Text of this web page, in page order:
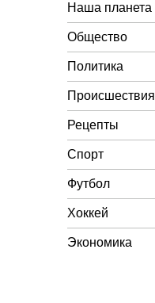
Наша планета
Общество
Политика
Происшествия
Рецепты
Спорт
Футбол
Хоккей
Экономика